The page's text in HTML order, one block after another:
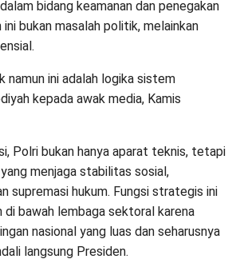
bidang keamanan dan penegakan
bukan masalah politik, melainkan
namun ini adalah logika sistem
kepada awak media, Kamis
Polri bukan hanya aparat teknis, tetapi
menjaga stabilitas sosial,
supremasi hukum. Fungsi strategis ini
bawah lembaga sektoral karena
nasional yang luas dan seharusnya
langsung Presiden.